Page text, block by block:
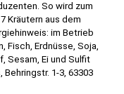
So wird zum
Kräutern aus dem
im Betrieb
Fisch, Erdnüsse, Soja,
Sesam, Ei und Sulfit
1-3, 63303